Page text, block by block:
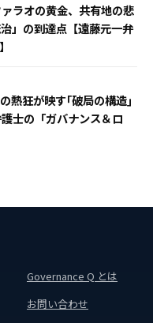
ラオの黄金、共有地の悲
」の到達点【遠藤元一弁
熱狂が映す｢破局の構造｣
士の「ガバナンス＆ロ
Governance Q とは
お問い合わせ